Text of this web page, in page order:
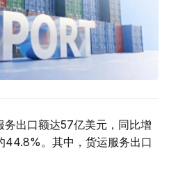
出口额达57亿美元，同比增
44.8%。其中，货运服务出口